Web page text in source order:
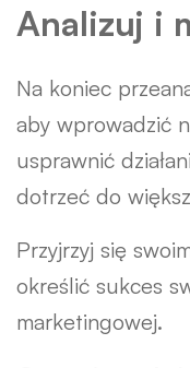
Analizuj i
Na koniec
aby wprowadzić
usprawnić
dotrzeć do
Przyjrzyj się
określić sukces
marketingowej.